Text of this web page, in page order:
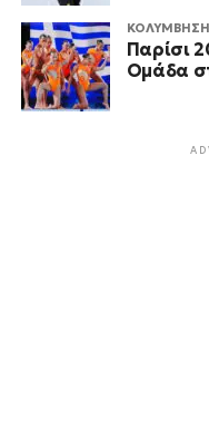
ΚΟΛΥΜΒΗΣΗ
Παρίσι
Ομάδα